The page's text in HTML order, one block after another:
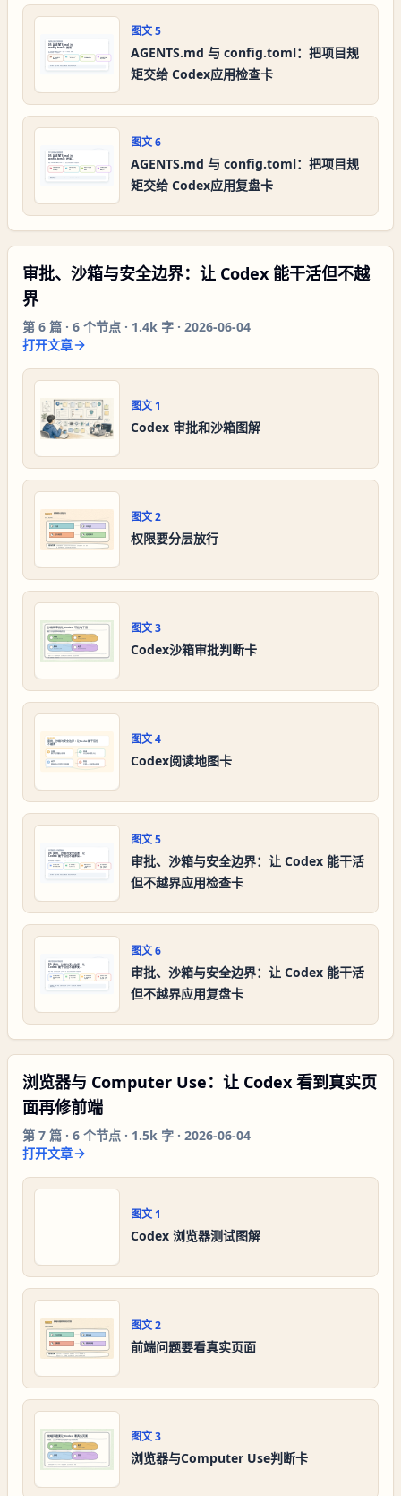
图文5
AGENTS.md 与 config.toml：把项目规
矩交给 Codex应用检查卡
图文6
AGENTS.md 与 config.toml：把项目规
矩交给 Codex应用复盘卡
审批、沙箱与安全边界：让 Codex 能干活但不越
界
第 6 篇 · 6 个节点 · 1.4k 字 · 2026-06-04
打开文章
图文 1
Codex 审批和沙箱图解
图文2
权限要分层放行
图文3
Codex沙箱审批判断卡
图文4
Codex阅读地图卡
图文5
审批、沙箱与安全边界：让 Codex 能干活
但不越界应用检查卡
图文6
审批、沙箱与安全边界：让 Codex 能干活
但不越界应用复盘卡
浏览器与 Computer Use：让 Codex 看到真实页
面再修前端
第 7 篇 · 6 个节点 · 1.5k 字 · 2026-06-04
打开文章
图文 1
Codex 浏览器测试图解
图文2
前端问题要看真实页面
图文3
浏览器与Computer Use判断卡